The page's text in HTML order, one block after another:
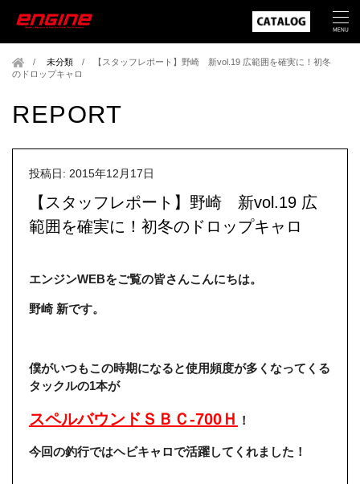
未分類 /
【スタッフレポート】野崎 新vol.19 広範囲を確実に！初冬
のドロップキャロ
REPORT
投稿日: 2015年12月17日
【スタッフレポート】野崎 新vol.19 広
範囲を確実に！初冬のドロップキャロ
エンジンWEBをご覧の皆さんこんにちは。
野崎 新です。
僕がいつもこの時期になると使用頻度が多くなってくる
タックルの1本が
スペルバウンドＳＢＣ-700Ｈ ！
今回の釣行ではヘビキャロで活躍してくれました！